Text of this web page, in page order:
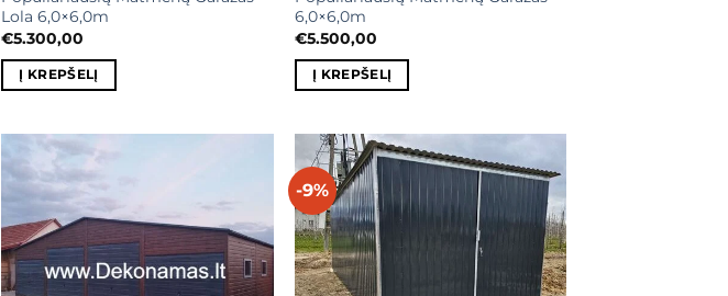
Lola 6,0×6,0m
€5.300,00
Į KREPŠELĮ
6,0×6,0m
€5.500,00
Į KREPŠELĮ
-9% Mėgstamiausias